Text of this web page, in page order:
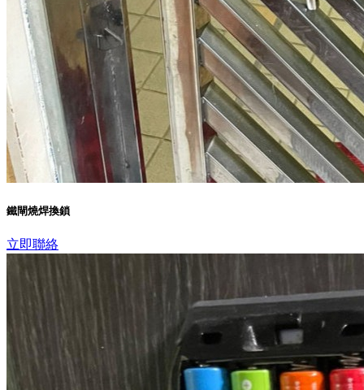
鐵閘燒焊換鎖
立即聯絡